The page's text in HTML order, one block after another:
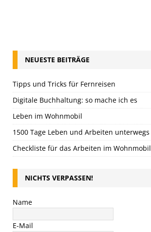
NEUESTE BEITRÄGE
Tipps und Tricks für Fernreisen
Digitale Buchhaltung: so mache ich es
Leben im Wohnmobil
1500 Tage Leben und Arbeiten unterwegs
Checkliste für das Arbeiten im Wohnmobil
NICHTS VERPASSEN!
Name
E-Mail